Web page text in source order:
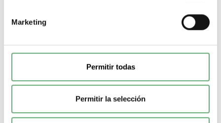
Marketing
Permitir todas
Permitir la selección